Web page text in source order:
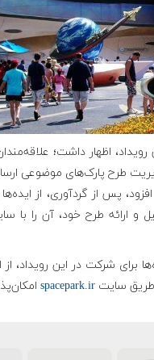
اظهار داشت؛
طرح پارک‌های موضوعی
پس از گردآوری، از
ارائه طرح خود، آن را با
شرکت در این رویداد، از
spacepark.ir